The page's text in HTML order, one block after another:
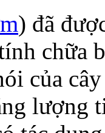
) đã
chữa
của
lượng